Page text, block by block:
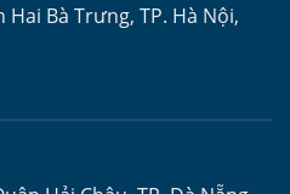
Bà Trưng, TP. Hà Nội,